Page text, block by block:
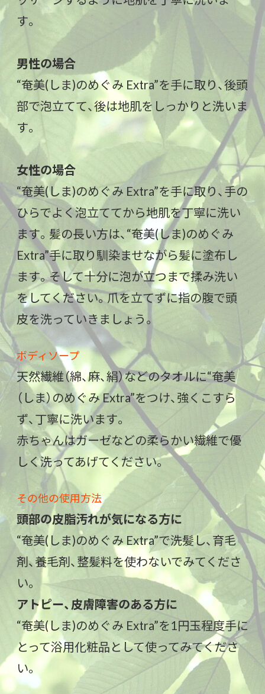
す。
男性の場合
“奄美(しま)のめぐみ Extra”を手に取り、後頭
部で泡立てて、後は地肌をしっかりと洗いま
す。
女性の場合
“奄美(しま)のめぐみ Extra”を手に取り、手の
ひらでよく泡立ててから地肌を丁寧に洗い
ます。髪の長い方は、“奄美(しま)のめぐみ
Extra”手に取り馴染ませながら髪に塗布し
ます。そして十分に泡が立つまで揉み洗い
をしてください。爪を立てずに指の腹で頭
皮を洗っていきましょう。
ボディソープ
天然繊維（綿、麻、絹）などのタオルに“奄美
（しま）のめぐみ Extra”をつけ、強くこすら
ず、丁寧に洗います。
赤ちゃんはガーゼなどの柔らかい繊維で優
しく洗ってあげてください。
その他の使用方法
頭部の皮脂汚れが気になる方に
“奄美(しま)のめぐみ Extra”で洗髪し、育毛
剤、養毛剤、整髪料を使わないでみてくださ
い。
アトピー、皮膚障害のある方に
“奄美(しま)のめぐみ Extra”を1円玉程度手に
とって浴用化粧品として使ってみてくださ
い。